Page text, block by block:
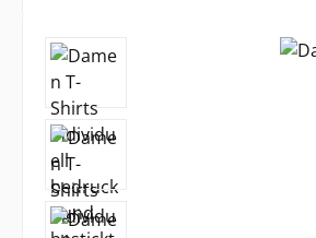
Bildergalerie überspringen